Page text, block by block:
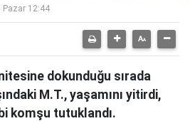
12:44
dokunduğu sırada
M.T., yaşamını yitirdi,
komşu tutuklandı.